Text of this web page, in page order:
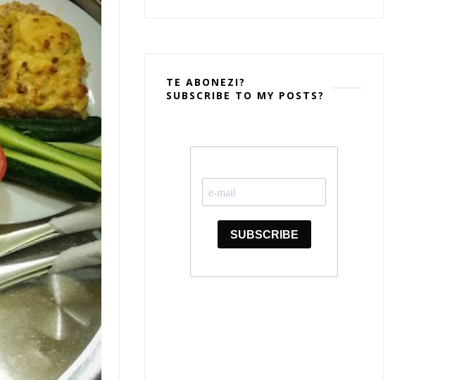
TE ABONEZI?
SUBSCRIBE TO MY POSTS?